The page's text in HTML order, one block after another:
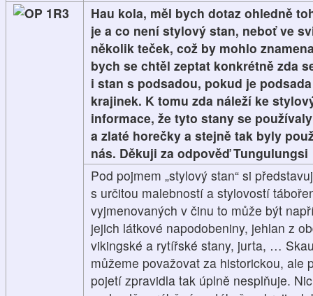
1R3
Hau kola, měl bych dotaz ohledně
je a co není stylový stan, neboť ve
několik teček, což by mohlo
bych se chtěl zeptat konkrétně zda
i stan s podsadou, pokud je
krajinek. K tomu zda náleží ke
informace, že tyto stany se
a zlaté horečky a stejně tak byly
nás. Děkuji za odpověď Tungulungsi
Pod pojmem „stylový stan“ si
s určitou malebností a stylovostí
vyjmenovaných v činu to může být
jejich látkové napodobeniny, jehlan z
vikingské a rytířské stany, jurta, …
můžeme považovat za historickou, ale
pojetí zpravidla tak úplně nesplňuje.